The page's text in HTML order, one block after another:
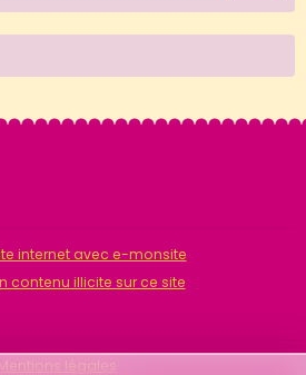
internet avec e-monsite
contenu illicite sur ce site
légales